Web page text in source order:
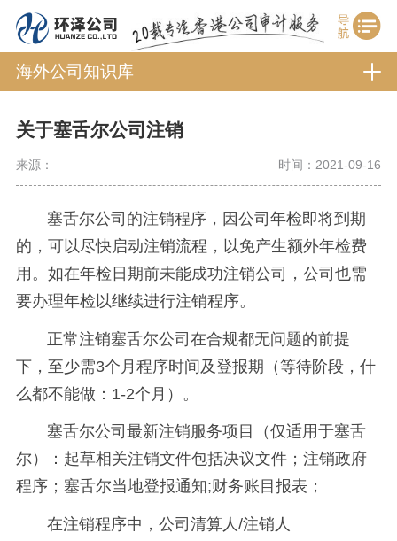
海外公司知识库
关于塞舌尔公司注销
来源： 时间：2021-09-16
塞舌尔公司的注销程序，因公司年检即将到期
的，可以尽快启动注销流程，以免产生额外年检费
用。如在年检日期前未能成功注销公司，公司也需
要办理年检以继续进行注销程序。
正常注销塞舌尔公司在合规都无问题的前提
下，至少需3个月程序时间及登报期（等待阶段，什
么都不能做：1-2个月）。
塞舌尔公司最新注销服务项目（仅适用于塞舌
尔）：起草相关注销文件包括决议文件；注销政府
程序；塞舌尔当地登报通知;财务账目报表；
在注销程序中，公司清算人/注销人